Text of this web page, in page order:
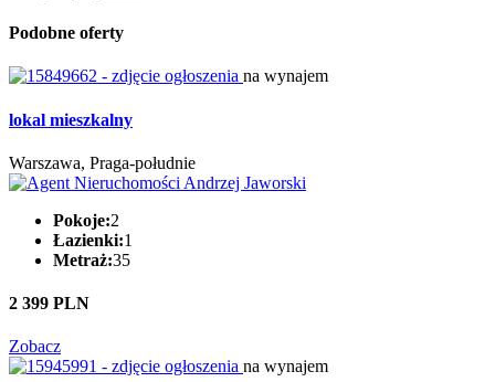
Podobne oferty
na wynajem
lokal mieszkalny
Warszawa, Praga-południe
Pokoje:2
Łazienki:1
Metraż:35
2 399 PLN
Zobacz
na wynajem